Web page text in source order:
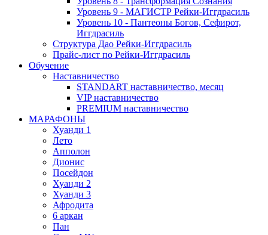
Уровень 9 - МАГИСТР Рейки-Иггдрасиль
Уровень 10 - Пантеоны Богов, Сефирот,
Иггдрасиль
Структура Дао Рейки-Иггдрасиль
Прайс-лист по Рейки-Иггдрасиль
Обучение
Наставничество
STANDART наставничество, месяц
VIP наставничество
PREMIUM наставничество
МАРАФОНЫ
Хуанди 1
Лето
Апполон
Дионис
Посейдон
Хуанди 2
Хуанди 3
Афродита
6 аркан
Пан